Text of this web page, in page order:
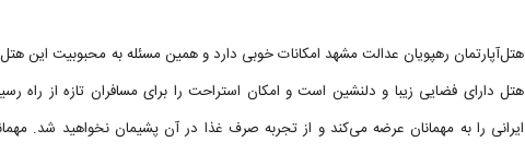
هتل‌آپارتمان رهپویان عدالت مشهد امکانات خوبی دارد و همین مسئله به محبوبیت این
هتل دارای فضایی زیبا و دلنشین است و امکان استراحت را برای مسافران تازه از راه
ایرانی را به مهمانان عرضه می‌کند و از تجربه صرف غذا در آن پشیمان نخواهید شد.